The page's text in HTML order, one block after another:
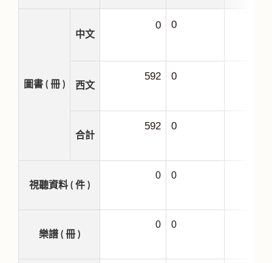
圖書 ( 冊 )
中文
0 0
西文
592 0
合計
592 0
視聽資料 ( 件 )
0 0
樂譜 ( 冊 )
0 0